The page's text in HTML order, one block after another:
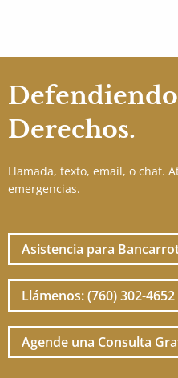
Defendiendo
Derechos.
Llamada, texto, email, o chat.
emergencias.
Asistencia para
Llámenos: (760) 302-4652
Agende una Consulta